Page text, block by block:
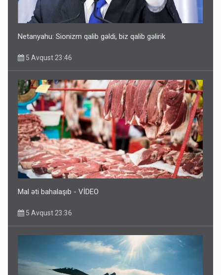
Rusiya azərbaycanlı diasporun obyektini məhv etdi -
FOTOLAR
5 Avqust 10:58
Netanyahu: Sionizm qalib gəldi, biz qalib gəlirik
5 Avqust 23:46
Mal əti bahalaşıb - VİDEO
5 Avqust 23:36